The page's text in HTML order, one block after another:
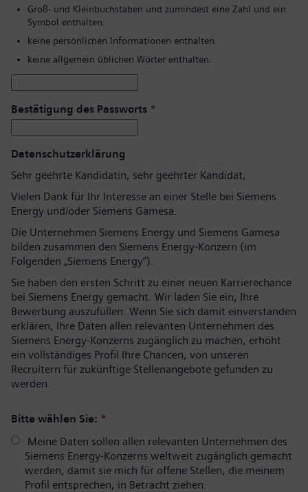
Groß- und Kleinbuchstaben und zumindest eine Zahl und ein
Symbol enthalten.
keine persönlichen Informationen enthalten.
keine allgemein üblichen Wörter enthalten.
Bestätigung des Passworts *
Datenschutzerklärung
Sehr geehrte Kandidatin, sehr geehrter Kandidat,
Vielen Dank für Ihr Interesse an einer Stelle bei Siemens
Energy und/oder Siemens Gamesa.
Die Unternehmen Siemens Energy und Siemens Gamesa
bilden zusammen den Siemens Energy-Konzern (im
Folgenden „Siemens Energy“).
Sie haben den ersten Schritt zu einer neuen Karrierechance
bei Siemens Energy gemacht. Wir laden Sie ein, Ihre
Bewerbung auszufüllen. Wenn Sie sich damit einverstanden
erklären, Ihre Daten allen relevanten Unternehmen des
Siemens Energy-Konzerns zugänglich zu machen, erhöht
ein vollständiges Profil Ihre Chancen, von unseren
Recruitern für zukünftige Stellenangebote gefunden zu
werden.
Bitte wählen Sie: *
Meine Daten sollen allen relevanten Unternehmen des
Siemens Energy-Konzerns weltweit zugänglich gemacht
werden, damit sie mich für offene Stellen, die meinem
Profil entsprechen, in Betracht ziehen.